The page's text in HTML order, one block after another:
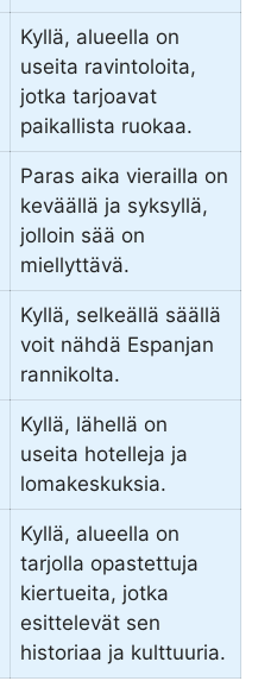
Kyllä, alueella on
useita ravintoloita,
jotka tarjoavat
paikallista ruokaa.
Paras aika vierailla on
keväällä ja syksyllä,
jolloin sää on
miellyttävä.
Kyllä, selkeällä säällä
voit nähdä Espanjan
rannikolta.
Kyllä, lähellä on
useita hotelleja ja
lomakeskuksia.
Kyllä, alueella on
tarjolla opastettuja
kiertueita, jotka
esittelevät sen
historiaa ja kulttuuria.